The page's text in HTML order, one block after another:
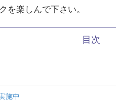
を楽しんで下さい。
目次
施中